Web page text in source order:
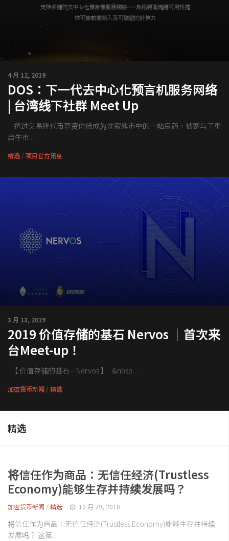
4 月 12, 2019
DOS：下一代去中心化预言机服务网络
| 台湾线下社群 Meet Up
透过交易所代币募资仿佛成为沈寂熊市中的一帖良药，被寄与了重
启牛市...
精选 / 项目官方讯息
3 月 13, 2019
2019 价值存储的基石 Nervos ｜首次来
台Meet-up！
【 价值存储的基石 – Nervos 】 &nbsp...
加密货币新闻 / 精选
精选
将信任作为商品：无信任经济(Trustless
Economy)能够生存并持续发展吗？
加密货币新闻 /精选 10 月 29, 2018
将信任作为商品：无信任经济(Trustless Economy)能够生存并持续
发展吗？ 这篇...